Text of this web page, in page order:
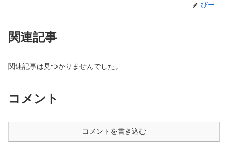
びー
関連記事
関連記事は見つかりませんでした。
コメント
コメントを書き込む